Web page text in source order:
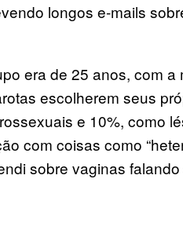
longos e-mails
era de 25 anos, com
escolherem seus
e 10%, como
com coisas como
sobre vaginas